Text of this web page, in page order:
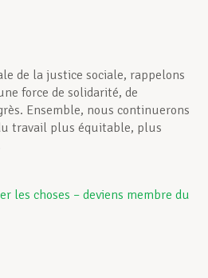
de la justice sociale, rappelons
force de solidarité, de
Ensemble, nous continuerons
travail plus équitable, plus
les choses – deviens membre du